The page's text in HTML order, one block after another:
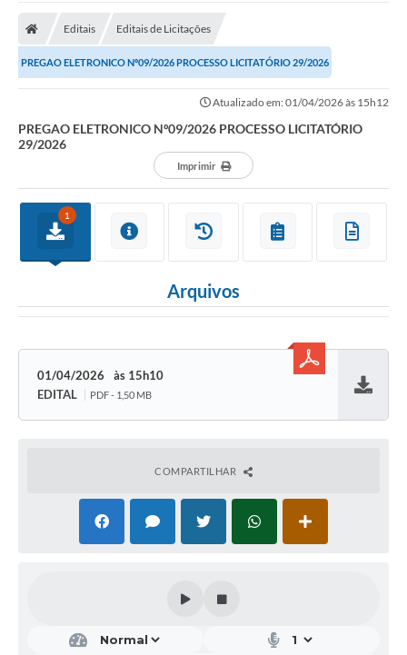
Editais Editais de Licitações
PREGAO ELETRONICO Nº09/2026 PROCESSO LICITATÓRIO 29/2026
Atualizado em: 01/04/2026 às 15h12
PREGAO ELETRONICO Nº09/2026 PROCESSO LICITATÓRIO
29/2026
Imprimir
1
Arquivos
01/04/2026
15h10
EDITAL
PDF - 1,50 MB
COMPARTILHAR